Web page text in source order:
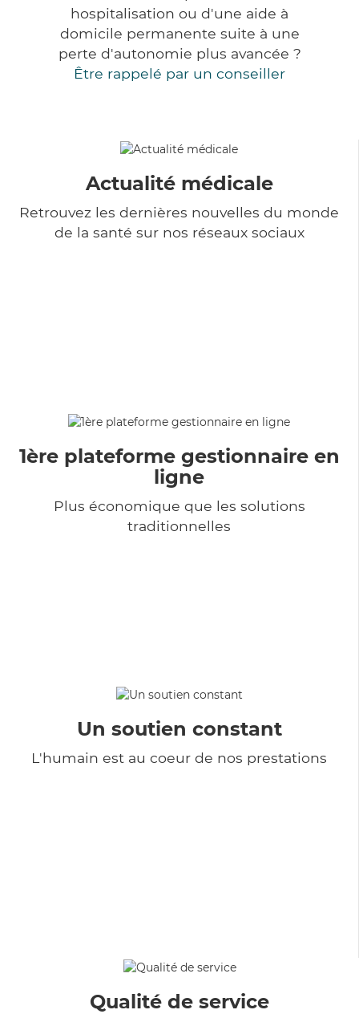
hospitalisation ou d'une aide à
domicile permanente suite à une
perte d'autonomie plus avancée ?
Être rappelé par un conseiller
Actualité médicale
Retrouvez les dernières nouvelles du monde
de la santé sur nos réseaux sociaux
1ère plateforme gestionnaire en
ligne
Plus économique que les solutions
traditionnelles
Un soutien constant
L'humain est au coeur de nos prestations
Qualité de service